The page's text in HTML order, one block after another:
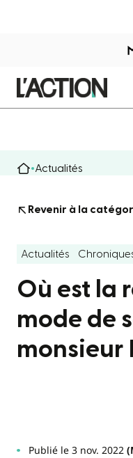
Actualités
Revenir à la
Actualités
Où est la
mode de
monsieur
Publié le 3 nov. 2022